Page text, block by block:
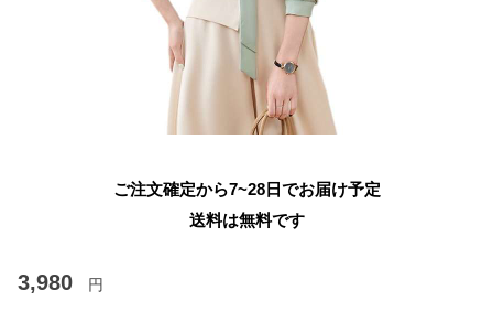
ご注文確定から7~28日でお届け予定
送料は無料です
3,980 円